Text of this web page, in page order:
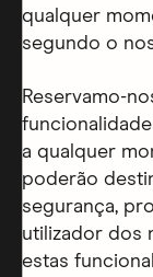
qualquer
segundo o
Reservamo-
a qualquer
poderão
segurança,
utilizador dos
estas